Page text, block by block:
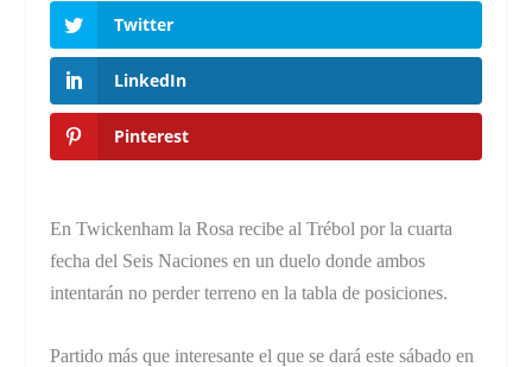
Twitter
LinkedIn
Pinterest
En Twickenham la Rosa recibe al Trébol por la cuarta
fecha del Seis Naciones en un duelo donde ambos
intentarán no perder terreno en la tabla de posiciones.
Partido más que interesante el que se dará este sábado en